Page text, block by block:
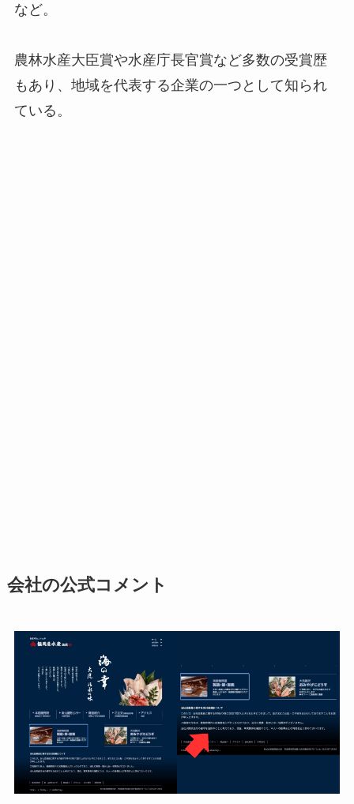
など。
農林水産大臣賞や水産庁長官賞など多数の受賞歴
もあり、地域を代表する企業の一つとして知られ
ている。
会社の公式コメント